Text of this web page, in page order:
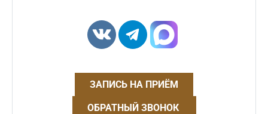
ЗАПИСЬ НА ПРИЁМ
ОБРАТНЫЙ ЗВОНОК